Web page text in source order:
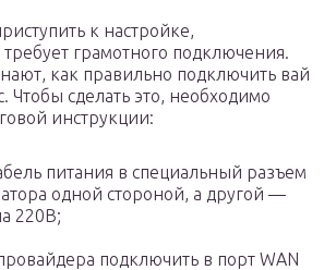
к настройке,
грамотного подключения.
как правильно подключить вай
Чтобы сделать это, необходимо
инструкции:
питания в специальный разъем
одной стороной, а другой —
220В;
подключить в порт WAN